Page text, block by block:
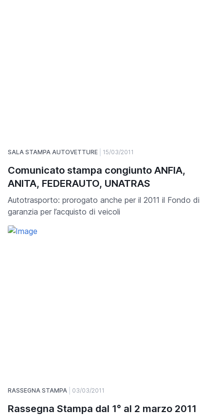
SALA STAMPA AUTOVETTURE 15/03/2011
Comunicato stampa congiunto ANFIA,
ANITA, FEDERAUTO, UNATRAS
Autotrasporto: prorogato anche per il 2011 il Fondo di
garanzia per l’acquisto di veicoli
RASSEGNA STAMPA 03/03/2011
Rassegna Stampa dal 1° al 2 marzo 2011